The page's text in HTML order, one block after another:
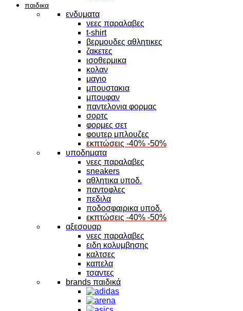
παιδικα
ενδυματα
νεες παραλαβες
t-shirt
βερμουδες αθλητικες
ζακετες
ισοθερμικα
κολαν
μαγιο
μπουστακια
μπουφαν
παντελονια φορμας
σορτς
φορμες σετ
φουτερ μπλουζες
εκπτώσεις -40% -50%
υποδηματα
νεες παραλαβες
sneakers
αθλητικα υποδ.
παντοφλες
πεδιλα
ποδοσφαιρικα υποδ.
εκπτώσεις -40% -50%
αξεσουαρ
νεες παραλαβες
ειδη κολυμβησης
καλτσες
καπελα
τσαντες
brands παιδικά